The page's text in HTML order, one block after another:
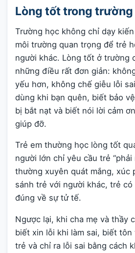
Lòng tốt trong trường
Trường học không chỉ dạy
môi trường quan trọng để trẻ
người khác. Lòng tốt ở trường
những điều rất đơn giản:
yếu hơn, không chế giễu lỗi
dùng khi bạn quên, biết bảo
bị bắt nạt và biết nói lời cảm
giúp đỡ.
Trẻ em thường học lòng tốt
người lớn chỉ yêu cầu trẻ “phải
thường xuyên quát mắng, xúc
sánh trẻ với người khác, trẻ
đúng về sự tử tế.
Ngược lại, khi cha mẹ và thầy
biết xin lỗi khi làm sai, biết tôn
trẻ và chỉ ra lỗi sai bằng cách